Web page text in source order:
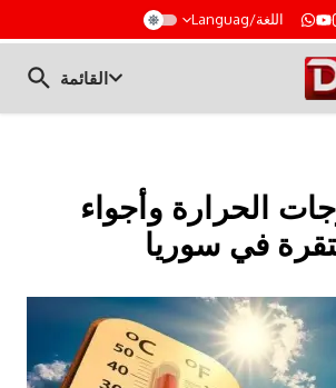
اللغة/Languag
القائمة
الحرارة وأجواء
في سوريا